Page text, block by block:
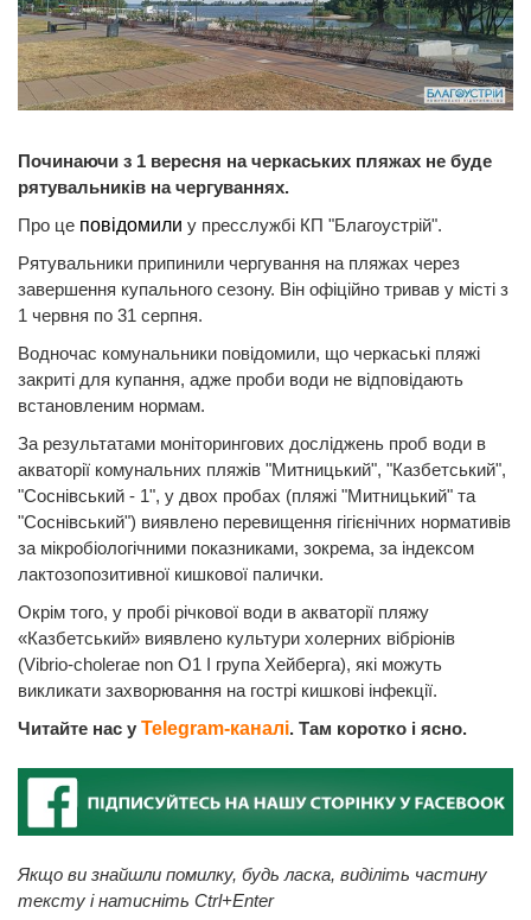
Починаючи з 1 вересня на черкаських пляжах не буде
рятувальників на чергуваннях.
Про це повідомили у пресслужбі КП "Благоустрій".
Рятувальники припинили чергування на пляжах через
завершення купального сезону. Він офіційно тривав у місті з
1 червня по 31 серпня.
Водночас комунальники повідомили, що черкаські пляжі
закриті для купання, адже проби води не відповідають
встановленим нормам.
За результатами моніторингових досліджень проб води в
акваторії комунальних пляжів "Митницький", "Казбетський",
"Соснівський - 1", у двох пробах (пляжі "Митницький" та
"Соснівський") виявлено перевищення гігієнічних нормативів
за мікробіологічними показниками, зокрема, за iндексом
лактозопозитивної кишкової палички.
Окрім того, у пробі річкової води в акваторії пляжу
«Казбетський» виявлено культури холерних вібріонів
(Vibrio-cholerae non O1 I група Хейберга), які можуть
викликати захворювання на гострі кишкові інфекції.
Читайте нас у Telegram-каналі. Там коротко і ясно.
Якщо ви знайшли помилку, будь ласка, виділіть частину
тексту і натисніть Ctrl+Enter